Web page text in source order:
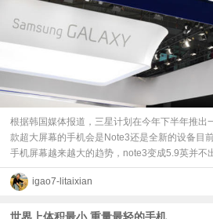
根据韩国媒体报道，三星计划在今年下半年推出
款超大屏幕的手机会是Note3还是全新的设备目
手机屏幕越来越大的趋势，note3变成5.9英并不
igao7-litaixian
世界上体积最小 重量最轻的手机